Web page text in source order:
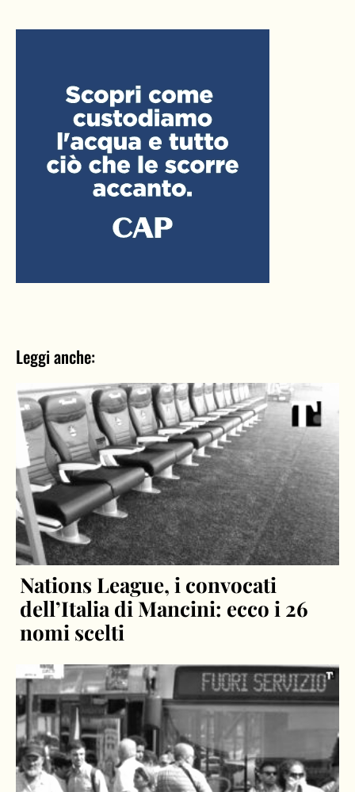
Leggi anche:
Nations League, i convocati
dell’Italia di Mancini: ecco i 26
nomi scelti